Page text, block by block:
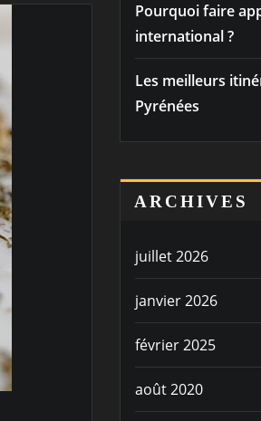
Pourquoi faire
international ?
Les meilleurs
Pyrénées
ARCHIVES
juillet 2026
janvier 2026
février 2025
août 2020